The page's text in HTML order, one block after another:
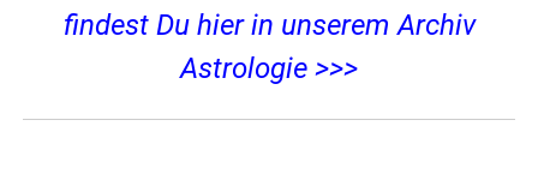
findest Du hier in unserem Archiv
Astrologie >>>